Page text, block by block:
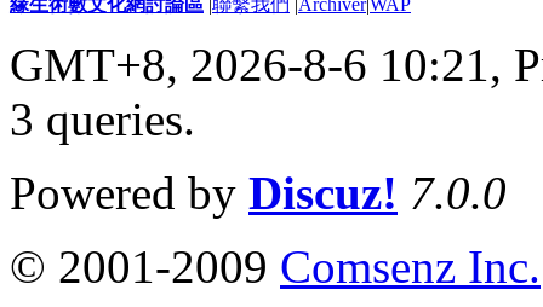
GMT+8, 2026-8-6 10:21,
3 queries.
Powered by Discuz! 7.0.0
© 2001-2009 Comsenz Inc.